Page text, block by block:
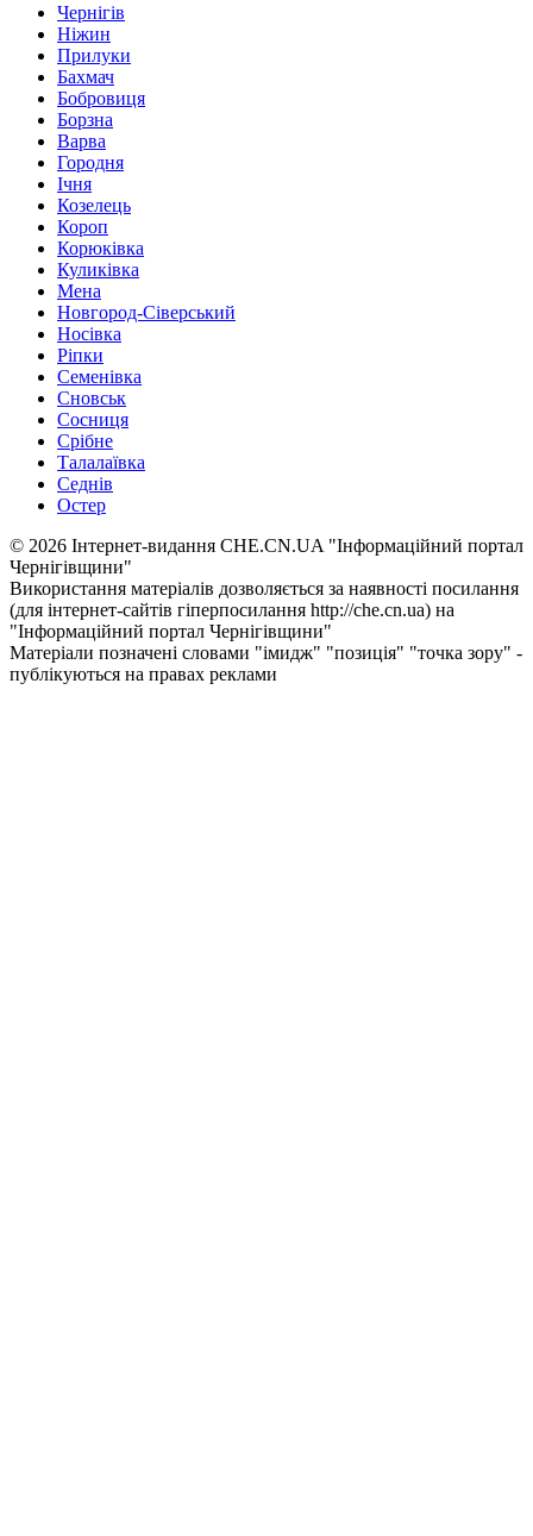
Чернігів
Ніжин
Прилуки
Бахмач
Бобровиця
Борзна
Варва
Городня
Ічня
Козелець
Короп
Корюківка
Куликівка
Мена
Новгород-Сіверський
Носівка
Ріпки
Семенівка
Сновськ
Сосниця
Срібне
Талалаївка
Седнів
Остер
© 2026 Інтернет-видання CHE.CN.UA "Інформаційний портал
Чернiгiвщини"
Використання матеріалів дозволяється за наявності посилання
(для інтернет-сайтів гіперпосилання http://che.cn.ua) на
"Інформаційний портал Чернiгiвщини"
Матеріали позначені словами "імидж" "позиція" "точка зору" -
публікуються на правах реклами